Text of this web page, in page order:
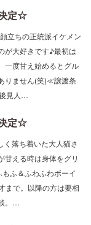
定☆
立ちの正統派イケメン
が大好きです♪最初は
一度甘え始めるとグル
りません(笑)≪譲渡条
見人…
定☆
落ち着いた大人猫さ
甘える時は身体をグリ
ふ＆ふわふわボーイ
で。以降の方は要相
。…